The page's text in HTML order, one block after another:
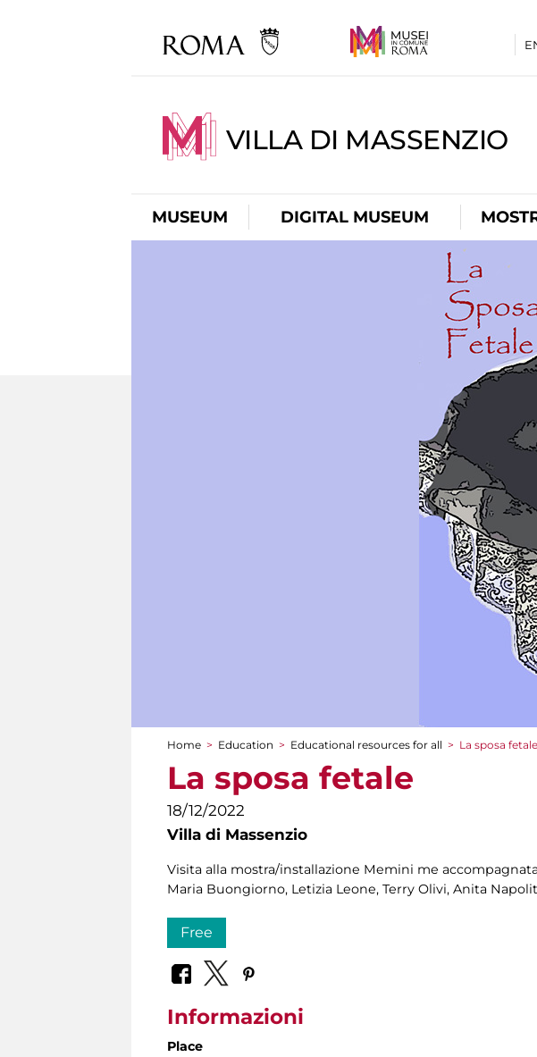
VILLA DI MASSENZIO
MUSEUM DIGITAL MUSEUM
You are here
Home > Education > Educational resources for all > La sposa fetale
La sposa fetale
18/12/2022
Villa di Massenzio
Visita alla mostra/installazione Memini me
Maria Buongiorno, Letizia Leone, Terry Olivi, Anita
Free
Informazioni
Place